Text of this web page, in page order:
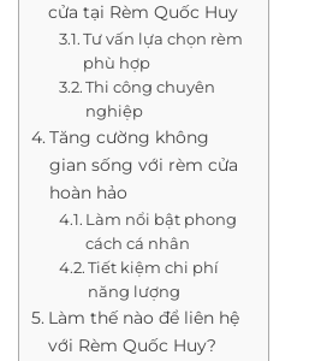
cửa tại Rèm Quốc Huy
Tư vấn lựa chọn rèm
phù hợp
Thi công chuyên
nghiệp
Tăng cường không
gian sống với rèm cửa
hoàn hảo
Làm nổi bật phong
cách cá nhân
Tiết kiệm chi phí
năng lượng
Làm thế nào để liên hệ
với Rèm Quốc Huy?